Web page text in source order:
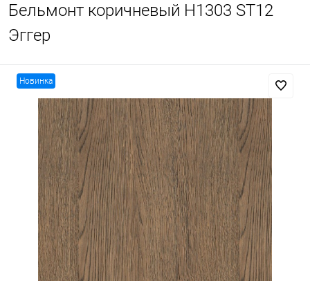
Бельмонт коричневый H1303 ST12
Эггер
Новинка